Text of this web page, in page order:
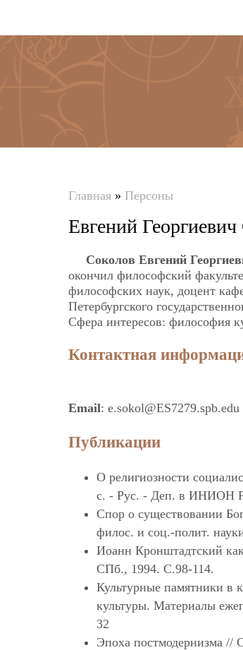
здесь
Главная » Персоны
Евгений
Соколов Евгений
окончил философский
философских наук, доцент
Петербургского
Сфера интересов: философия
Контактная
Email: e.sokol@ES7279.spb.edu
Публикации
О религиозности
с. - Рус. - Деп. в ИНИОН
Спор о существовании
филос. и соц.-полит.
Иоанн Кронштадтский как
СПб., 1994. С.98-114.
Культурные памятники в
культуры. Материалы
32
Эпоха постмодернизма //